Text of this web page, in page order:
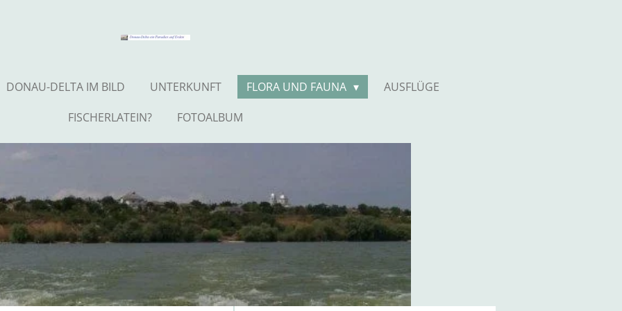
DONAU-DELTA IM BILD UNTERKUNFT FLORA UND FAUNA
AUSFLÜGE
FISCHERLATEIN?
FOTOALBUM